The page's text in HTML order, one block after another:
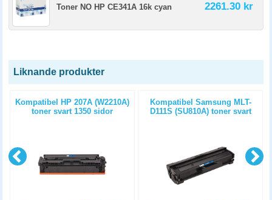
Toner NO HP CE341A 16k cyan 2261.30 kr
Liknande produkter
Kompatibel HP 207A (W2210A)
toner svart 1350 sidor
Kompatibel Samsung MLT-
D111S (SU810A) toner svart